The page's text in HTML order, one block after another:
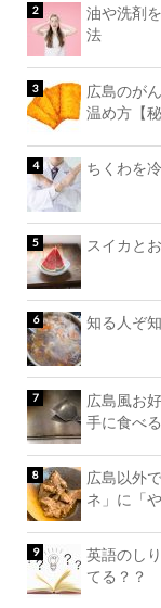
油や洗剤
法
広島のが
温め方【
ちくわを
スイカと
知る人ぞ
広島風お
手に食べ
広島以外
ネ」に「
英語のし
てる？？